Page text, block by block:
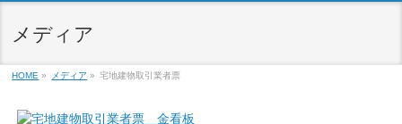
メディア
HOME » メディア » 宅地建物取引業者票